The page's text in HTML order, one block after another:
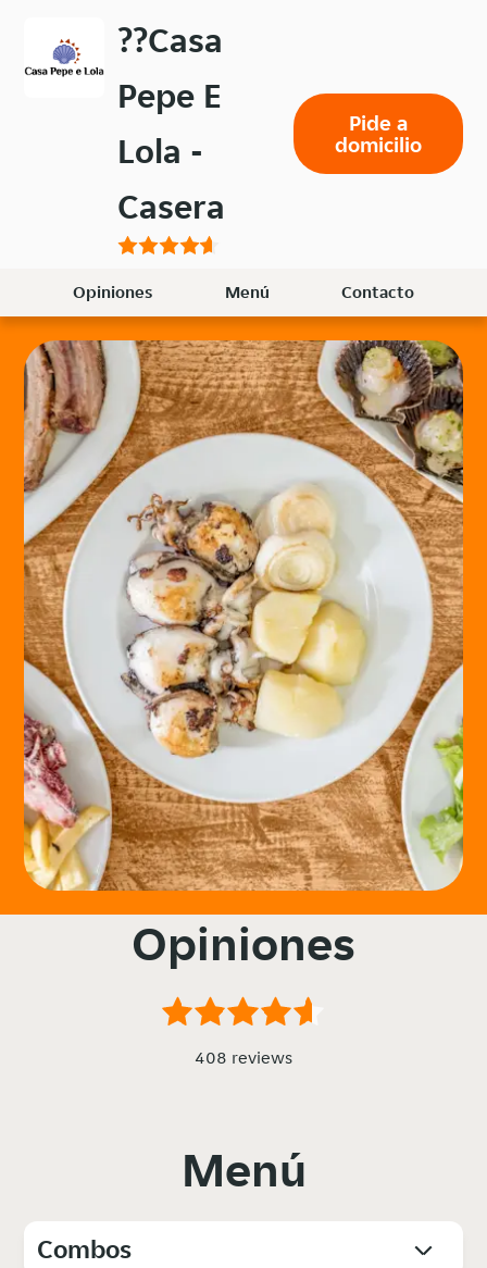
menú
??Casa
Pepe E
Lola -
Casera
Pide a
domicilio
Opiniones Menú Contacto
Opiniones
408 reviews
Menú
Combos